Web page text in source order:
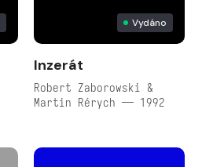
Vydáno
Inzerát
Robert Zaborowski &
Martin Rérych — 1992